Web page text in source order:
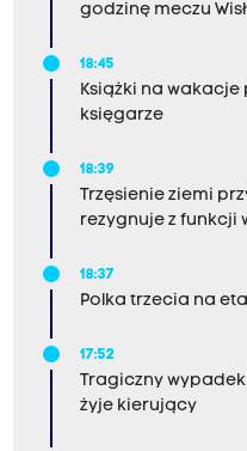
godzinę meczu
18:45
Książki na
księgarze
18:39
Trzęsienie ziemi
rezygnuje z funkcji
18:37
Polka trzecia na
17:52
Tragiczny
żyje kierujący